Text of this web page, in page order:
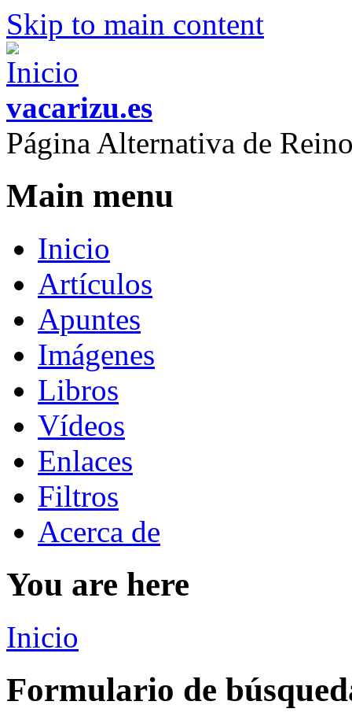
Skip to main content
vacarizu.es
Página Alternativa de
Main menu
Inicio
Artículos
Apuntes
Imágenes
Libros
Vídeos
Enlaces
Filtros
Acerca de
You are here
Inicio
Formulario de